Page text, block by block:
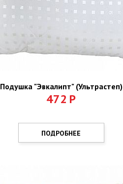
Подушка "Эвкалипт" (Ультрастеп)
472 Р
ПОДРОБНЕЕ